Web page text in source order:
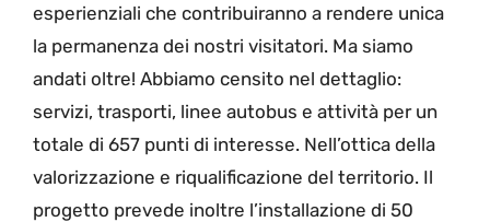
esperienziali che contribuiranno a rendere unica
la permanenza dei nostri visitatori. Ma siamo
andati oltre! Abbiamo censito nel dettaglio:
servizi, trasporti, linee autobus e attività per un
totale di 657 punti di interesse. Nell’ottica della
valorizzazione e riqualificazione del territorio. Il
progetto prevede inoltre l’installazione di 50